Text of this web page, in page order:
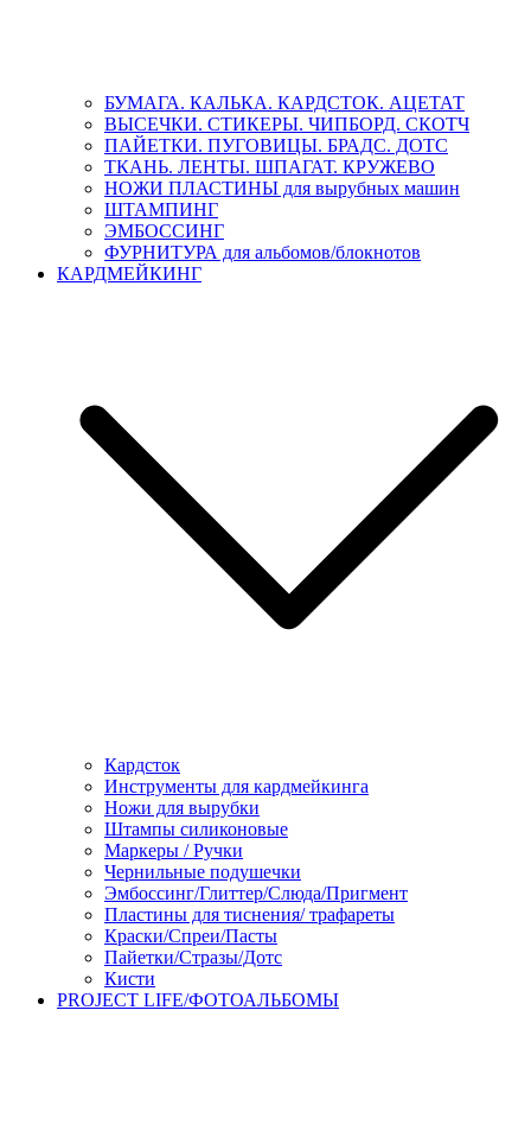
БУМАГА. КАЛЬКА. КАРДСТОК. АЦЕТАТ
ВЫСЕЧКИ. СТИКЕРЫ. ЧИПБОРД. СКОТЧ
ПАЙЕТКИ. ПУГОВИЦЫ. БРАДС. ДОТС
ТКАНЬ. ЛЕНТЫ. ШПАГАТ. КРУЖЕВО
НОЖИ ПЛАСТИНЫ для вырубных машин
ШТАМПИНГ
ЭМБОССИНГ
ФУРНИТУРА для альбомов/блокнотов
КАРДМЕЙКИНГ
Кардсток
Инструменты для кардмейкинга
Ножи для вырубки
Штампы силиконовые
Маркеры / Ручки
Чернильные подушечки
Эмбоссинг/Глиттер/Слюда/Пригмент
Пластины для тиснения/ трафареты
Краски/Спреи/Пасты
Пайетки/Стразы/Дотс
Кисти
PROJECT LIFE/ФОТОАЛЬБОМЫ